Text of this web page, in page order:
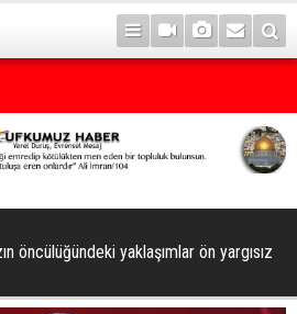
öncülüğündeki yaklaşımlar ön yargısız